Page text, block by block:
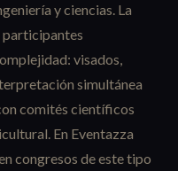
y ciencias. La
participantes
visados,
simultánea
comités científicos
En Eventazza
congresos de este tipo